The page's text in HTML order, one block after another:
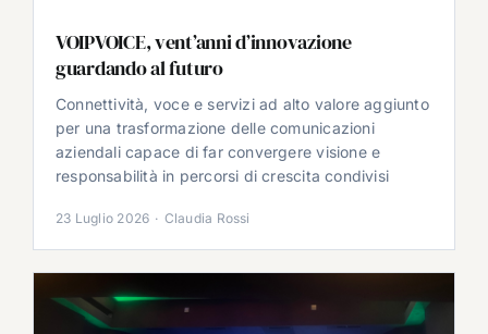
VOIPVOICE, vent’anni d’innovazione
guardando al futuro
Connettività, voce e servizi ad alto valore aggiunto
per una trasformazione delle comunicazioni
aziendali capace di far convergere visione e
responsabilità in percorsi di crescita condivisi
23 Luglio 2026 · Claudia Rossi